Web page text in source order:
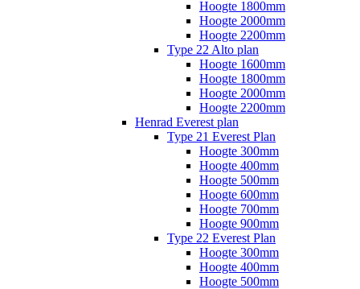
Hoogte 1800mm
Hoogte 2000mm
Hoogte 2200mm
Type 22 Alto plan
Hoogte 1600mm
Hoogte 1800mm
Hoogte 2000mm
Hoogte 2200mm
Henrad Everest plan
Type 21 Everest Plan
Hoogte 300mm
Hoogte 400mm
Hoogte 500mm
Hoogte 600mm
Hoogte 700mm
Hoogte 900mm
Type 22 Everest Plan
Hoogte 300mm
Hoogte 400mm
Hoogte 500mm